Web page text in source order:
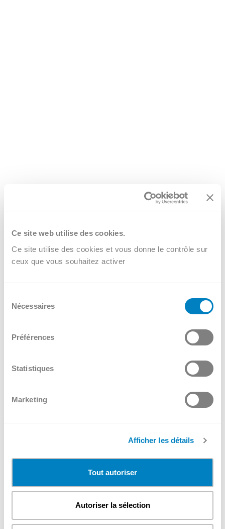
Ce site web utilise des cookies.
Ce site utilise des cookies et vous donne le contrôle sur
ceux que vous souhaitez activer
Nécessaires
Préférences
Statistiques
Marketing
Afficher les détails
Tout autoriser
Autoriser la sélection